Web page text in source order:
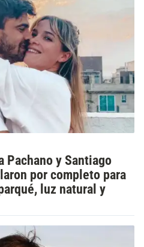
Pachano y Santiago
por completo para
luz natural y